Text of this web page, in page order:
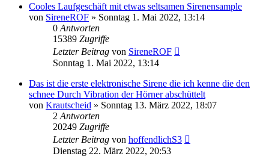
Cooles Laufgeschäft mit etwas seltsamen Sirenensample
von SireneROF » Sonntag 1. Mai 2022, 13:14
0 Antworten
15389 Zugriffe
Letzter Beitrag von SireneROF
Sonntag 1. Mai 2022, 13:14
Das ist die erste elektronische Sirene die ich kenne die den
schnee Durch Vibration der Hörner abschüttelt
von Krautscheid » Sonntag 13. März 2022, 18:07
2 Antworten
20249 Zugriffe
Letzter Beitrag von hoffendlichS3
Dienstag 22. März 2022, 20:53